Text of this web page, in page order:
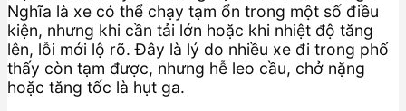
Nghĩa là xe có thể chạy tạm ổn trong một số điều
kiện, nhưng khi cần tải lớn hoặc khi nhiệt độ tăng
lên, lỗi mới lộ rõ. Đây là lý do nhiều xe đi trong phố
thấy còn tạm được, nhưng hễ leo cầu, chở nặng
hoặc tăng tốc là hụt ga.